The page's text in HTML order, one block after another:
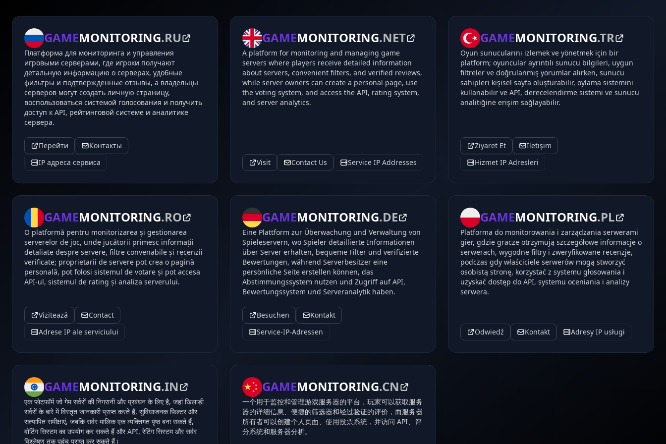
GAMEMONITORING.RU
Платформа для мониторинга и управления
игровыми серверами, где игроки получают
детальную информацию о серверах, удобные
фильтры и подтвержденные отзывы, а владельцы
серверов могут создать личную страницу,
воспользоваться системой голосования и получить
доступ к API, рейтинговой системе и аналитике
сервера.
Перейти
Контакты
IP адреса сервиса
GAMEMONITORING.NET
A platform for monitoring and managing game
servers where players receive detailed information
about servers, convenient filters, and verified reviews,
while server owners can create a personal page, use
the voting system, and access the API, rating system,
and server analytics.
Visit Contact Us Service IP Addresses
GAMEMONITORING.TR
Oyun sunucularını izlemek ve yönetmek için bir
platform; oyuncular ayrıntılı sunucu bilgileri, uygun
filtreler ve doğrulanmış yorumlar alırken, sunucu
sahipleri kişisel sayfa oluşturabilir, oylama sistemini
kullanabilir ve API, derecelendirme sistemi ve sunucu
analitiğine erişim sağlayabilir.
Ziyaret Et
İletişim
Hizmet IP Adresleri
GAMEMONITORING.RO
O platformă pentru monitorizarea și gestionarea
serverelor de joc, unde jucătorii primesc informații
detaliate despre servere, filtre convenabile și recenzii
verificate; proprietarii de servere pot crea o pagină
personală, pot folosi sistemul de votare și pot accesa
API-ul, sistemul de rating și analiza serverului.
Vizitează
Contact
Adrese IP ale serviciului
GAMEMONITORING.DE
Eine Plattform zur Überwachung und Verwaltung von
Spieleservern, wo Spieler detaillierte Informationen
über Server erhalten, bequeme Filter und verifizierte
Bewertungen, während Serverbesitzer eine
persönliche Seite erstellen können, das
Abstimmungssystem nutzen und Zugriff auf API,
Bewertungssystem und Serveranalytik haben.
Besuchen
Kontakt
Service-IP-Adressen
GAMEMONITORING.PL
Platforma do monitorowania i zarządzania serwerami
gier, gdzie gracze otrzymują szczegółowe informacje o
serwerach, wygodne filtry i zweryfikowane recenzje,
podczas gdy właściciele serwerów mogą stworzyć
osobistą stronę, korzystać z systemu głosowania i
uzyskać dostęp do API, systemu oceniania i analizy
serwera.
Odwiedź Kontakt Adresy IP usługi
GAMEMONITORING.IN
एक प्लेटफॉर्म जो गेम सर्वरों की निगरानी और प्रबंधन के लिए है, जहां खिलाड़ी
सर्वरों के बारे में विस्तृत जानकारी प्राप्त करते हैं, सुविधाजनक फ़िल्टर और
सत्यापित समीक्षाएं, जबकि सर्वर मालिक एक व्यक्तिगत पृष्ठ बना सकते हैं,
वोटिंग सिस्टम का उपयोग कर सकते हैं और API, रेटिंग सिस्टम और सर्वर
विश्लेषण तक पहुंच प्राप्त कर सकते हैं।
GAMEMONITORING.CN
一个用于监控和管理游戏服务器的平台，玩家可以获取服务
器的详细信息、便捷的筛选器和经过验证的评价，而服务器
所有者可以创建个人页面、使用投票系统，并访问 API、评
分系统和服务器分析。